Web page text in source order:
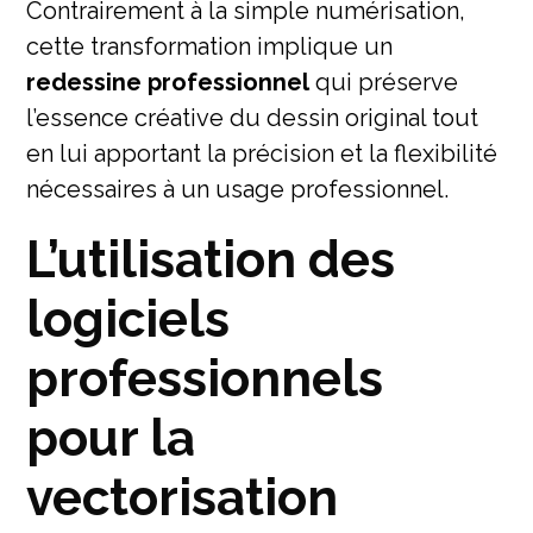
Contrairement à la simple numérisation,
cette transformation implique un
redessine professionnelqui préserve
l’essence créative du dessin original tout
en lui apportant la précision et la flexibilité
nécessaires à un usage professionnel.
L’utilisation des
logiciels
professionnels
pour la
vectorisation